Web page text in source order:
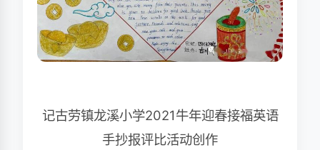
记古劳镇龙溪小学2021牛年迎春接福英语
手抄报评比活动创作